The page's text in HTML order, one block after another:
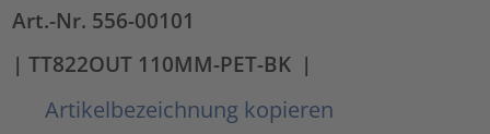
Art.-Nr. 556-00101
| TT822OUT 110MM-PET-BK |
Artikelbezeichnung kopieren